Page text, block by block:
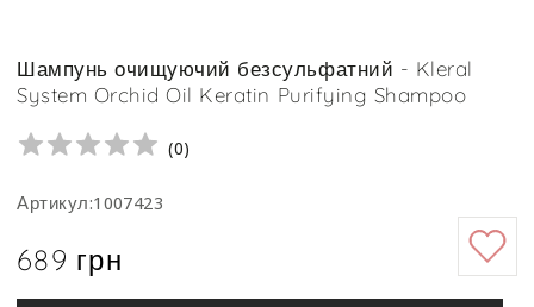
Шампунь очищуючий безсульфатний - Kleral
System Orchid Oil Keratin Purifying Shampoo
(0)
Артикул:1007423
Ціна
689 грн